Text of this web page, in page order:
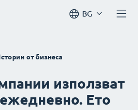
BG
от бизнеса
използват
Ето